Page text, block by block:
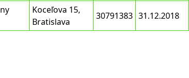
Koceľova 15,
Bratislava
30791383 31.12.2018